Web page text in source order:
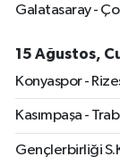
Galatasaray -
15 Ağustos,
Konyaspor -
Kasımpaşa -
Gençlerbirliği